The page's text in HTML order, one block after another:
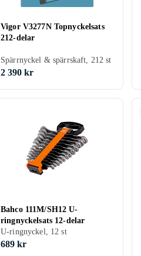
Vigor V3277N Topnyckelsats
212-delar
Spärrnyckel & spärrskaft, 212 st
2 390 kr
Bahco 111M/SH12 U-
ringnyckelsats 12-delar
U-ringnyckel, 12 st
689 kr